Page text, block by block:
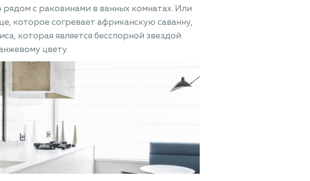
с раковинами в ванных комнатах. Или
которое согревает африканскую саванну,
которая является бесспорной звездой
цвету.